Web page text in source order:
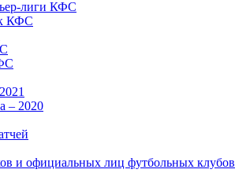
лиги КФС
КФС
– 2020
и официальных лиц футбольных клубов